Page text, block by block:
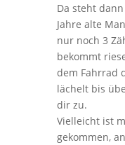
Da steht
Jahre alte
nur noch 3
bekommt
dem Fahrrad
lächelt bis
dir zu.
Vielleicht ist
gekommen,